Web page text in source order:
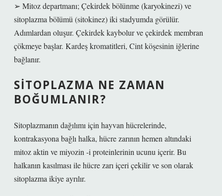
➢ Mitoz departmanı; Çekirdek bölünme (karyokinezi) ve
sitoplazma bölümü (sitokinez) iki stadyumda görülür.
Adımlardan oluşur. Çekirdek kaybolur ve çekirdek membran
çökmeye başlar. Kardeş kromatitleri, Cint köşesinin iğlerine
bağlanır.
SITOPLAZMA NE ZAMAN
BOĞUMLANIR?
Sitoplazmanın dağılımı için hayvan hücrelerinde,
kontrakasyona bağlı halka, hücre zarının hemen altındaki
mitoz aktin ve miyozin -i proteinlerinin ucunu içerir. Bu
halkanın kasılması ile hücre zarı içeri çekilir ve son olarak
sitoplazma ikiye ayrılır.